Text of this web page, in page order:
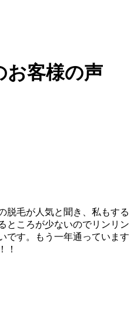
お客様の声
脱毛が人気と聞き、私もする
ところが少ないのでリンリン
です。もう一年通っています
！